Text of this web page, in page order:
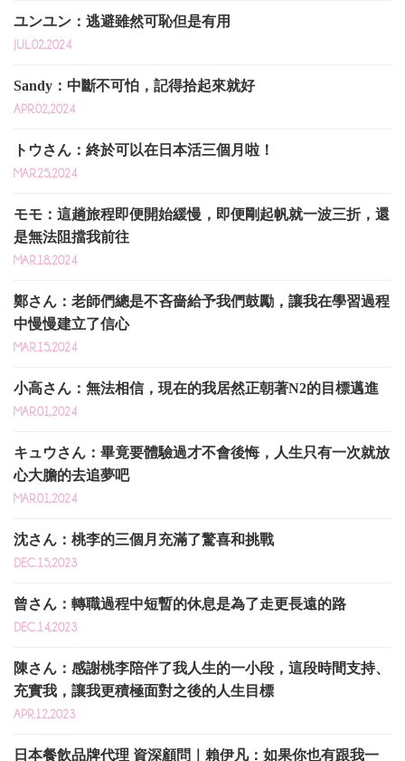
ユンユン：逃避雖然可恥但是有用
JUL.02,2024
Sandy：中斷不可怕，記得拾起來就好
APR.02,2024
トウさん：終於可以在日本活三個月啦！
MAR.25,2024
モモ：這趟旅程即便開始緩慢，即便剛起帆就一波三折，還
是無法阻擋我前往
MAR.18,2024
鄭さん：老師們總是不吝嗇給予我們鼓勵，讓我在學習過程
中慢慢建立了信心
MAR.15,2024
小高さん：無法相信，現在的我居然正朝著N2的目標邁進
MAR.01,2024
キュウさん：畢竟要體驗過才不會後悔，人生只有一次就放
心大膽的去追夢吧
MAR.01,2024
沈さん：桃李的三個月充滿了驚喜和挑戰
DEC.15,2023
曾さん：轉職過程中短暫的休息是為了走更長遠的路
DEC.14,2023
陳さん：感謝桃李陪伴了我人生的一小段，這段時間支持、
充實我，讓我更積極面對之後的人生目標
APR.12,2023
日本餐飲品牌代理 資深顧問｜賴伊凡：如果你也有跟我一